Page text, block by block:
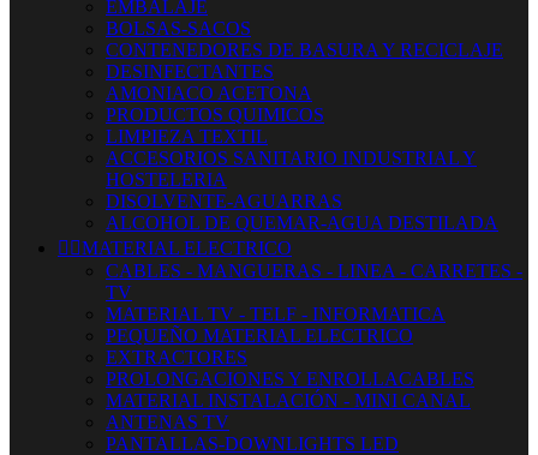
EMBALAJE
BOLSAS-SACOS
CONTENEDORES DE BASURA Y RECICLAJE
DESINFECTANTES
AMONIACO ACETONA
PRODUCTOS QUIMICOS
LIMPIEZA TEXTIL
ACCESORIOS SANITARIO INDUSTRIAL Y
HOSTELERIA
DISOLVENTE-AGUARRAS
ALCOHOL DE QUEMAR-AGUA DESTILADA
 MATERIAL ELECTRICO
CABLES - MANGUERAS - LINEA - CARRETES -
TV
MATERIAL TV - TELF - INFORMATICA
PEQUEÑO MATERIAL ELECTRICO
EXTRACTORES
PROLONGACIONES Y ENROLLACABLES
MATERIAL INSTALACIÓN - MINI CANAL
ANTENAS TV
PANTALLAS-DOWNLIGHTS LED